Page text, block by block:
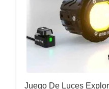
Juego De Luces